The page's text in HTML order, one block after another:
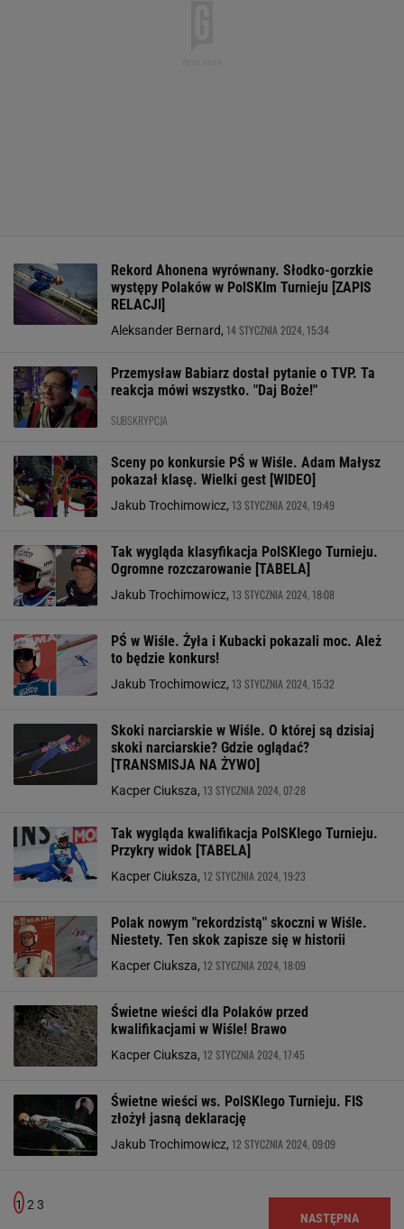
Rekord Ahonena wyrównany. Słodko-gorzkie
występy Polaków w PolSKIm Turnieju [ZAPIS
RELACJI]
Aleksander Bernard, 14 STYCZNIA 2024, 15:34
Przemysław Babiarz dostał pytanie o TVP. Ta
reakcja mówi wszystko. "Daj Boże!"
SUBSKRYPCJA
Sceny po konkursie PŚ w Wiśle. Adam Małysz
pokazał klasę. Wielki gest [WIDEO]
Jakub Trochimowicz, 13 STYCZNIA 2024, 19:49
Tak wygląda klasyfikacja PolSKIego Turnieju.
Ogromne rozczarowanie [TABELA]
Jakub Trochimowicz, 13 STYCZNIA 2024, 18:08
PŚ w Wiśle. Żyła i Kubacki pokazali moc. Ależ
to będzie konkurs!
Jakub Trochimowicz, 13 STYCZNIA 2024, 15:32
Skoki narciarskie w Wiśle. O której są dzisiaj
skoki narciarskie? Gdzie oglądać?
[TRANSMISJA NA ŻYWO]
Kacper Ciuksza, 13 STYCZNIA 2024, 07:28
Tak wygląda kwalifikacja PolSKIego Turnieju.
Przykry widok [TABELA]
Kacper Ciuksza, 12 STYCZNIA 2024, 19:23
Polak nowym "rekordzistą" skoczni w Wiśle.
Niestety. Ten skok zapisze się w historii
Kacper Ciuksza, 12 STYCZNIA 2024, 18:09
Świetne wieści dla Polaków przed
kwalifikacjami w Wiśle! Brawo
Kacper Ciuksza, 12 STYCZNIA 2024, 17:45
Świetne wieści ws. PolSKIego Turnieju. FIS
złożył jasną deklarację
Jakub Trochimowicz, 12 STYCZNIA 2024, 09:09
1 2 3
NASTĘPNA